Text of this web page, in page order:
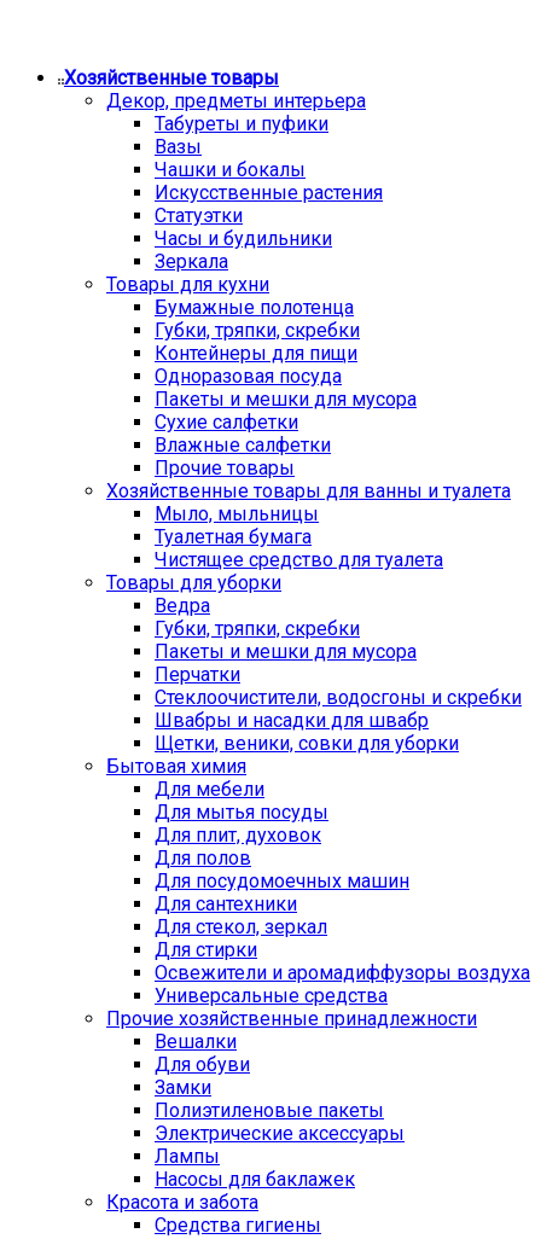
Хозяйственные товары
Декор, предметы интерьера
Табуреты и пуфики
Вазы
Чашки и бокалы
Искусственные растения
Статуэтки
Часы и будильники
Зеркала
Товары для кухни
Бумажные полотенца
Губки, тряпки, скребки
Контейнеры для пищи
Одноразовая посуда
Пакеты и мешки для мусора
Сухие салфетки
Влажные салфетки
Прочие товары
Хозяйственные товары для ванны и туалета
Мыло, мыльницы
Туалетная бумага
Чистящее средство для туалета
Товары для уборки
Ведра
Губки, тряпки, скребки
Пакеты и мешки для мусора
Перчатки
Стеклоочистители, водосгоны и скребки
Швабры и насадки для швабр
Щетки, веники, совки для уборки
Бытовая химия
Для мебели
Для мытья посуды
Для плит, духовок
Для полов
Для посудомоечных машин
Для сантехники
Для стекол, зеркал
Для стирки
Освежители и аромадиффузоры воздуха
Универсальные средства
Прочие хозяйственные принадлежности
Вешалки
Для обуви
Замки
Полиэтиленовые пакеты
Электрические аксессуары
Лампы
Насосы для баклажек
Красота и забота
Средства гигиены